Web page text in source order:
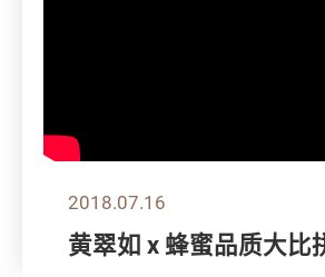
2018.07.16
黄翠如 x 蜂蜜品质大比